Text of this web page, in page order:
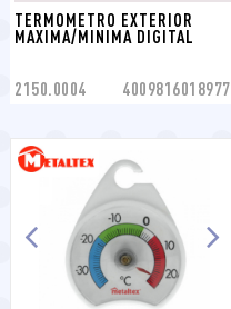
TERMOMETRO EXTERIOR
MAXIMA/MINIMA DIGITAL
2150.0004 4009816018977